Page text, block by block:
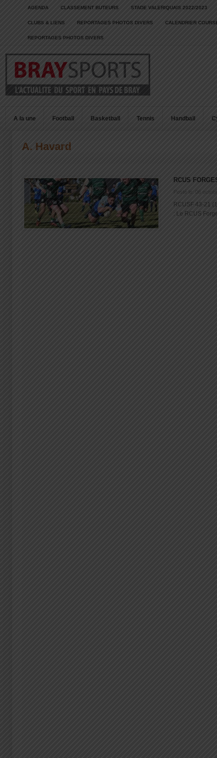
AGENDA CLASSEMENT BUTEURS STADE VALERIQUAIS 2022/2023
CLUBS & LIENS REPORTAGES PHOTOS DIVERS CALENDRIER
REPORTAGES PHOTOS DIVERS
A la une Football Basketball Tennis Handball
A. Havard
RCUS
Posté le: 06
RCUSF 43-21
: Le RCUS